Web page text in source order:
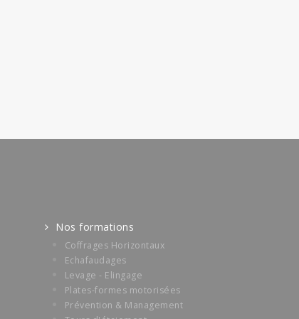
Nos formations
Coffrages Horizontaux
Echafaudages
Levage - Elingage
Plates-formes motorisées
Prévention & Management